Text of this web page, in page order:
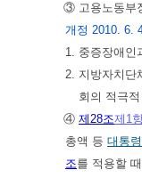
③ 고용노동부
개정 2010. 6.
1. 중증장애인
2. 지방자치단
회의 적극
④ 제28조제1
총액 등 대통
조를 적용할